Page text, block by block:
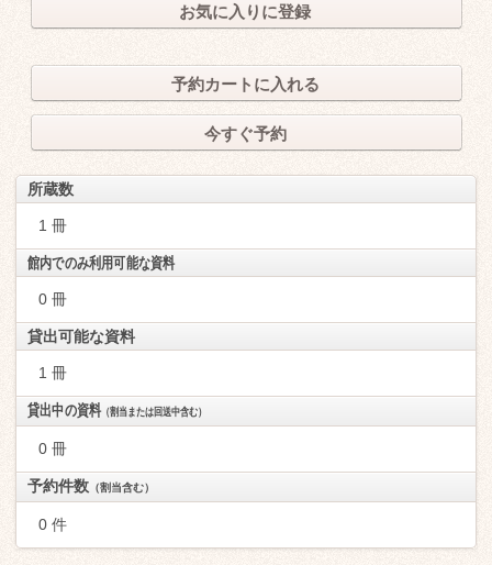
お気に入りに登録
予約カートに入れる
今すぐ予約
所蔵数
1 冊
館内でのみ利用可能な資料
0 冊
貸出可能な資料
1 冊
貸出中の資料（割当または回送中含む）
0 冊
予約件数 （割当含む）
0 件